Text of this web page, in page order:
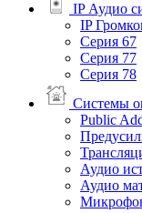
IP Аудио
IP
Серия 67
Серия 77
Серия 78
Системы
Public
Аудио
Аудио